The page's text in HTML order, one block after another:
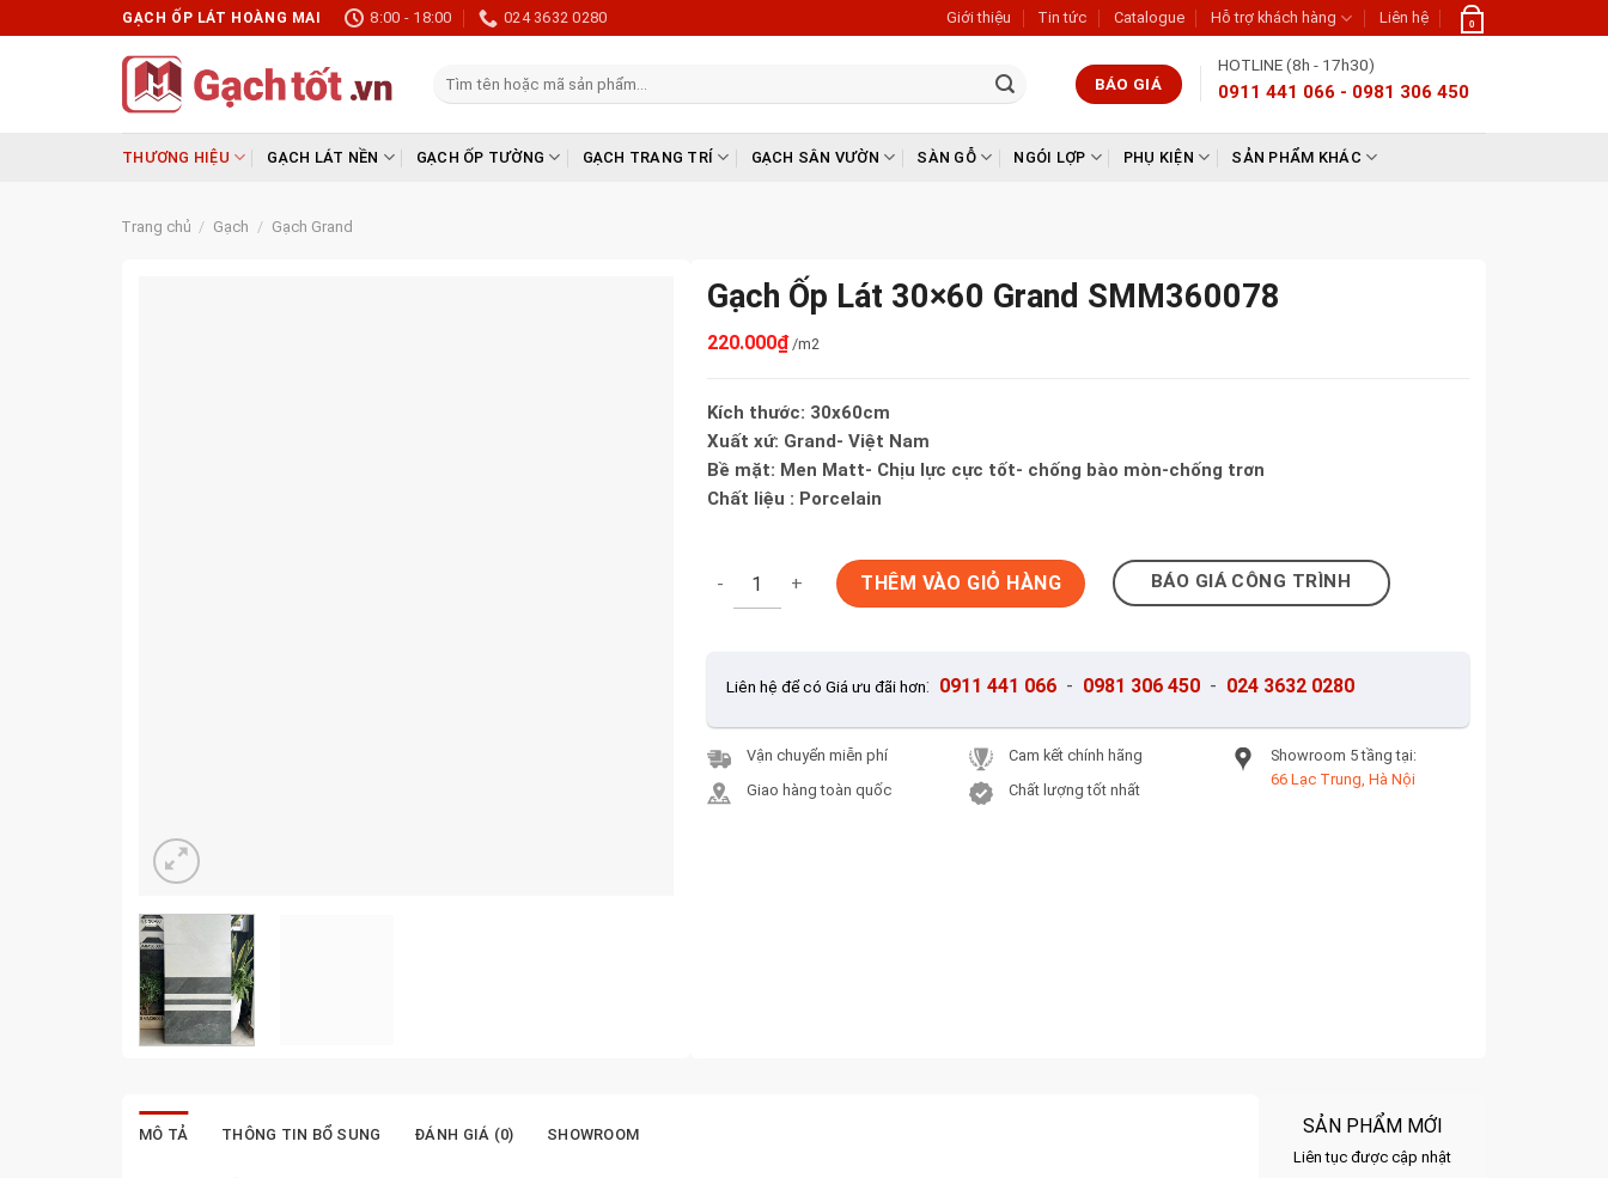
to
GẠCH ỐP LÁT HOÀNG MAI 8:00 - 18:00 024 3632 0280 Giới thiệu Tin tức Catalogue Hỗ trợ khách hàng Liên hệ 0
Tìm
BÁO GIÁ
HOTLINE (8h - 17h30)
0911 441 066 - 0981 306 450
THƯƠNG HIỆU GẠCH LÁT NỀN GẠCH ỐP TƯỜNG GẠCH TRANG TRÍ GẠCH SÂN VƯỜN SÀN GỖ NGÓI LỢP PHỤ KIỆN SẢN PHẨM KHÁC
Trang chủ / Gạch / Gạch Grand
Gạch Ốp Lát 30×60 Grand SMM360078
220.000₫ /m2
Kích thước: 30x60cm
Xuất xứ: Grand- Việt Nam
Bề mặt: Men Matt- Chịu lực cực tốt- chống bào mòn-chống trơn
Chất liệu : Porcelain
Gạch Ốp Lát 30x60 Grand SMM360078 số lượng
THÊM VÀO GIỎ HÀNG BÁO GIÁ CÔNG TRÌNH
Liên hệ để có Giá ưu đãi hơn: 0911 441 066 - 0981 306 450 - 024 3632 0280
Vận chuyển miễn phí
Giao hàng toàn quốc
Cam kết chính hãng
Chất lượng tốt nhất
Showroom 5 tầng tại:
66 Lạc Trung, Hà Nội
MÔ TẢ THÔNG TIN BỔ SUNG ĐÁNH GIÁ (0) SHOWROOM SẢN PHẨM MỚI
Liên tục được cập nhật